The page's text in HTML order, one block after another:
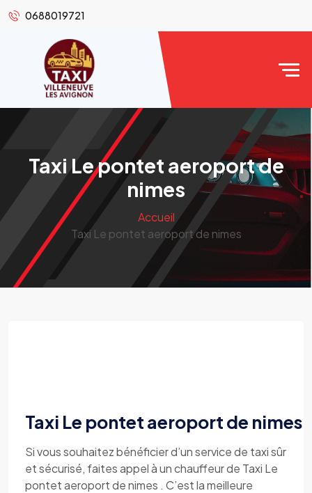
0688019721
Taxi Le pontet aeroport de
nimes
Accueil
Taxi Le pontet aeroport de nimes
Taxi Le pontet aeroport de nimes
Si vous souhaitez bénéficier d’un service de taxi sûr
et sécurisé, faites appel à un chauffeur de Taxi Le
pontet aeroport de nimes . C’est la meilleure